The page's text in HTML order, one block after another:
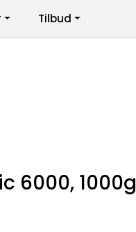
Tilbud
6000, 1000g